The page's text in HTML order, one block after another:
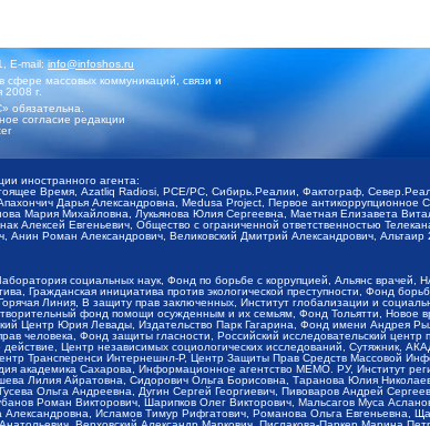
E-mail:info@infoshos.ru
массовых коммуникаций, связи и
г.
обязательна.
согласие редакции
иностранного агента:
Время, Azatliq Radiosi, PCE/PC, Сибирь.Реалии, Фактограф,
Дарья Александровна, Medusa Project, Первое
Мария Михайловна, Лукьянова Юлия Сергеевна, Маетная Елизавета
Алексей Евгеньевич, Общество с ограниченной ответственностью
Роман Александрович, Великовский Дмитрий Александрович,
социальных наук, Фонд по борьбе с коррупцией, Альянс
Гражданская инициатива против экологической преступности, Фонд
Линия, В защиту прав заключенных, Институт глобализации и
фонд помощи осужденным и их семьям, Фонд Тольятти, Новое
Центр Юрия Левады, Издательство Парк Гагарина, Фонд имени Андрея
человека, Фонд защиты гласности, Российский исследовательский центр
действие, Центр независимых социологических исследований,
Трансперенси Интернешнл-Р, Центр Защиты Прав Средств Массовой
академика Сахарова, Информационное агентство МЕМО. РУ, Институт
Лилия Айратовна, Сидорович Ольга Борисовна, Таранова Юлия
Ольга Андреевна, Дугин Сергей Георгиевич, Пивоваров Андрей
Роман Викторович, Шарипков Олег Викторович, Мальсагов Муса
Исламов Тимур Рифгатович, Романова Ольга Евгеньевна,